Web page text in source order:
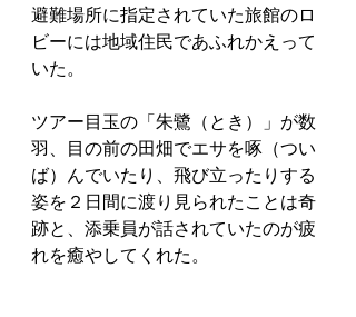
避難場所に指定されていた旅館のロ
ビーには地域住民であふれかえって
いた。
ツアー目玉の「朱鷺（とき）」が数
羽、目の前の田畑でエサを啄（つい
ば）んでいたり、飛び立ったりする
姿を２日間に渡り見られたことは奇
跡と、添乗員が話されていたのが疲
れを癒やしてくれた。